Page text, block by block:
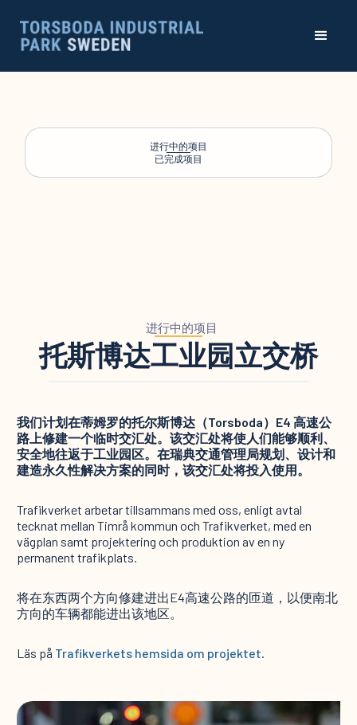
进行中的项目
已完成项目
进行中的项目
托斯博达工业园立交桥
我们计划在蒂姆罗的托尔斯博达（Torsboda）E4 高速公
路上修建一个临时交汇处。该交汇处将使人们能够顺利、
安全地往返于工业园区。在瑞典交通管理局规划、设计和
建造永久性解决方案的同时，该交汇处将投入使用。
Trafikverket arbetar tillsammans med oss, enligt avtal
tecknat mellan Timrå kommun och Trafikverket, med en
vägplan samt projektering och produktion av en ny
permanent trafikplats.
将在东西两个方向修建进出E4高速公路的匝道，以便南北
方向的车辆都能进出该地区。
Läs på Trafikverkets hemsida om projektet.